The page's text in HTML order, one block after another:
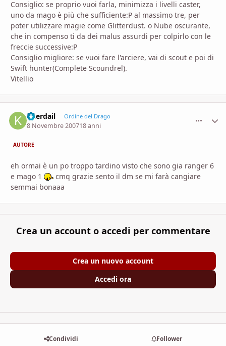
Consiglio: se proprio vuoi farla, minimizza i livelli caster,
uno da mago è più che sufficiente:P al massimo tre, per
poter utilizzare magie come Glitterdust. o Nube oscurante,
che in compenso ti da dei malus assurdi per colpirlo con le
freccie successive:P
Consiglio migliore: se vuoi fare l'arciere, vai di scout e poi di
Swift hunter(Complete Scoundrel).
Vitellio
Kherdail Ordine del Drago
8 Novembre 200718 anni
AUTORE
eh ormai è un po troppo tardino visto che sono gia ranger 6
e mago 1
cmq grazie sento il dm se mi farà cangiare
semmai bonaaa
Crea un account o accedi per commentare
Crea un nuovo account
Accedi ora
Condividi Follower